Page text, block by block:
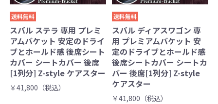
送料無料
スバル ステラ 専用 プレミ
アムバケット 安定のドライ
ブとホールド感 後席シート
カバー シートカバー 後席
[1列分] Z-style ケアスター
￥41,800（税込）
送料無料
スバル ディアスワゴン 専
用 プレミアムバケット 安
定のドライブとホールド感
後席シートカバー シートカ
バー 後席[1列分] Z-style
ケアスター
￥41,800（税込）